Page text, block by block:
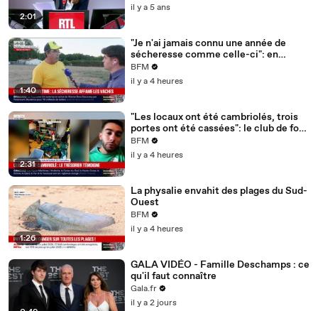
2:01
il y a 5 ans
1:40
"Je n'ai jamais connu une année de
sécheresse comme celle-ci": en
Charente-Maritime, à cause de la
sécheresse, l'herbe de cette prairie
n'est plus comestible pour les vaches
BFM
il y a 4 heures
2:31
"Les locaux ont été cambriolés, trois
portes ont été cassées": le club de foot
de Champfleur victime d'un
cambriolage
BFM
il y a 4 heures
1:26
La physalie envahit des plages du Sud-
Ouest
BFM
il y a 4 heures
GALA VIDÉO - Famille Deschamps : ce
qu'il faut connaître
Gala.fr
il y a 2 jours